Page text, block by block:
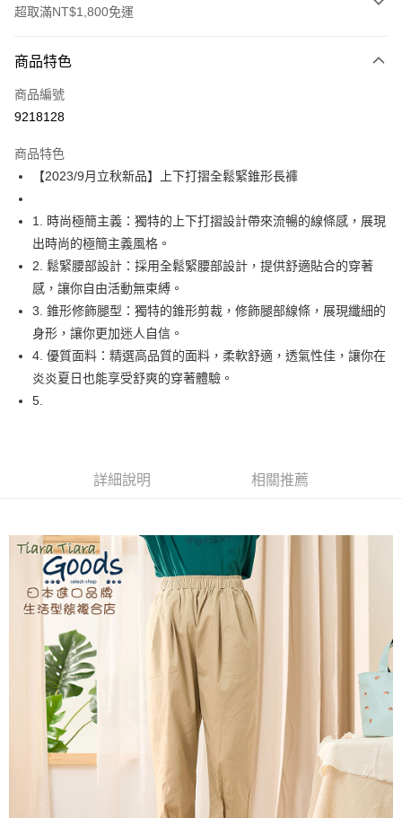
超取滿NT$1,800免運
信用卡一次付款
超商取貨付款
Apple Pay
街口支付
悠遊付
Google Pay
全盈+PAY
AFTEE先享後付
相關說明
【關於「AFTEE先享後付」】
AFTEE先享後付是「在收到商品之後才付款」的支付方式。 讓您購物簡單
２．訂單成立數日內，您將收到繳費通知簡訊。
３．收到繳費通知簡訊後14天內，點擊此簡訊中的連結，可透過四大超商／
ATM／網路銀行／等多元方式進行付款，方視為交易完成。
※ 請注意：結帳手續完成當下不需立刻繳費，但若您需要取消訂單，請聯絡
購買商品的店家。未經商家同意取消之訂單仍視為有效，需透過AFTEE先享
※ 交易是否成功請以「AFTEE先享後付 」之結帳頁面顯示為準，若有關於
是否繳費成功／繳費後需取消欲退款等相關疑問，請聯繫「AFTEE先享後付
客戶支援中心」
https://netprotections.freshdesk.com/support/home
【注意事項】
１．透過由恩沛科技股份有限公司提供之「AFTEE先享後付」服務完成之交
易，需依本服務之必要範圍內提供個人資料，並將交易相關給付款項請求債
權轉讓予恩沛科技股份有限公司。
２．關於個人資料處理事宜，請瀏覽以下網址：
https://aftee.tw/terms/#terms3
３．未成年的使用者請事先徵得法定代理人或監護人之同意方可使用
ATM付款
每筆NT$60，滿NT$1,800(含以上)免運費
每筆NT$60，滿NT$1,800(含以上)免運費
7-11取貨付款
每筆NT$60，滿NT$2,000(含以上)免運費
付款後7-11取貨
每筆NT$60，滿NT$2,000(含以上)免運費
黑貓宅急便(包裹尺寸60cm以下)
每筆NT$100，滿NT$2,000(含以上)免運費
黑貓宅急便(包裹尺寸90cm以下)
每筆NT$140，滿NT$2,000(含以上)免運費
商品特色
商品編號
9218128
商品特色
【2023/9月立秋新品】上下打摺全鬆緊錐形長褲
1. 時尚極簡主義：獨特的上下打摺設計帶來流暢的線條感，展現
出時尚的極簡主義風格。
2. 鬆緊腰部設計：採用全鬆緊腰部設計，提供舒適貼合的穿著
感，讓你自由活動無束縛。
3. 錐形修飾腿型：獨特的錐形剪裁，修飾腿部線條，展現纖細的
身形，讓你更加迷人自信。
4. 優質面料：精選高品質的面料，柔軟舒適，透氣性佳，讓你在
炎炎夏日也能享受舒爽的穿著體驗。
5.
詳細說明 相關推薦